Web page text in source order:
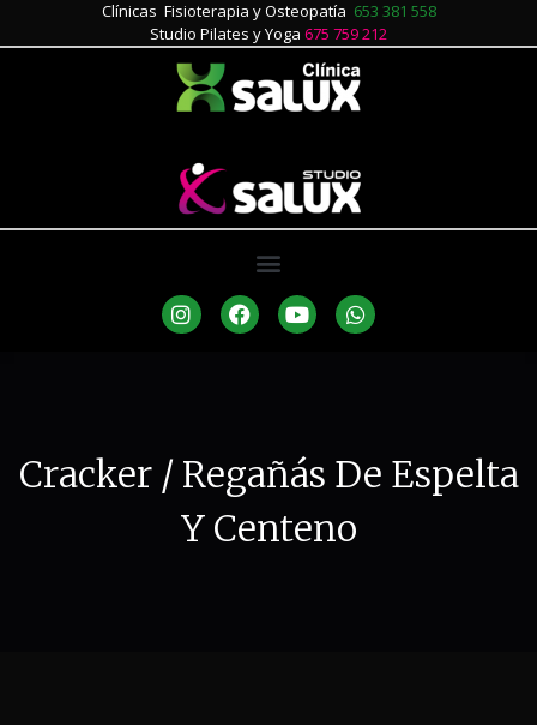
Clínicas Fisioterapia y Osteopatía 653 381 558
Studio Pilates y Yoga 675 759 212
Cracker / Regañás De Espelta
Y Centeno